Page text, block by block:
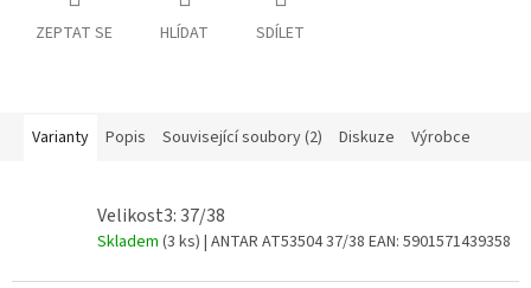
ZEPTAT SE HLÍDAT SDÍLET
Varianty Popis Související soubory (2) Diskuze Výrobce
Velikost3: 37/38
Skladem (3 ks) | ANTAR AT53504 37/38 EAN: 5901571439358